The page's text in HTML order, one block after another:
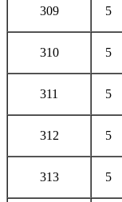
309 5
310 5
311 5
312 5
313 5